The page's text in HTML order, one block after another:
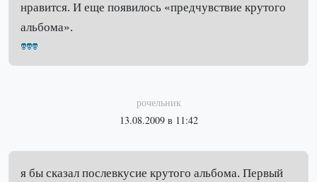
нравится. И еще появилось «предчувствие крутого
альбома».
рочельник
13.08.2009 в 11:42
я бы сказал послевкусие крутого альбома. Первый